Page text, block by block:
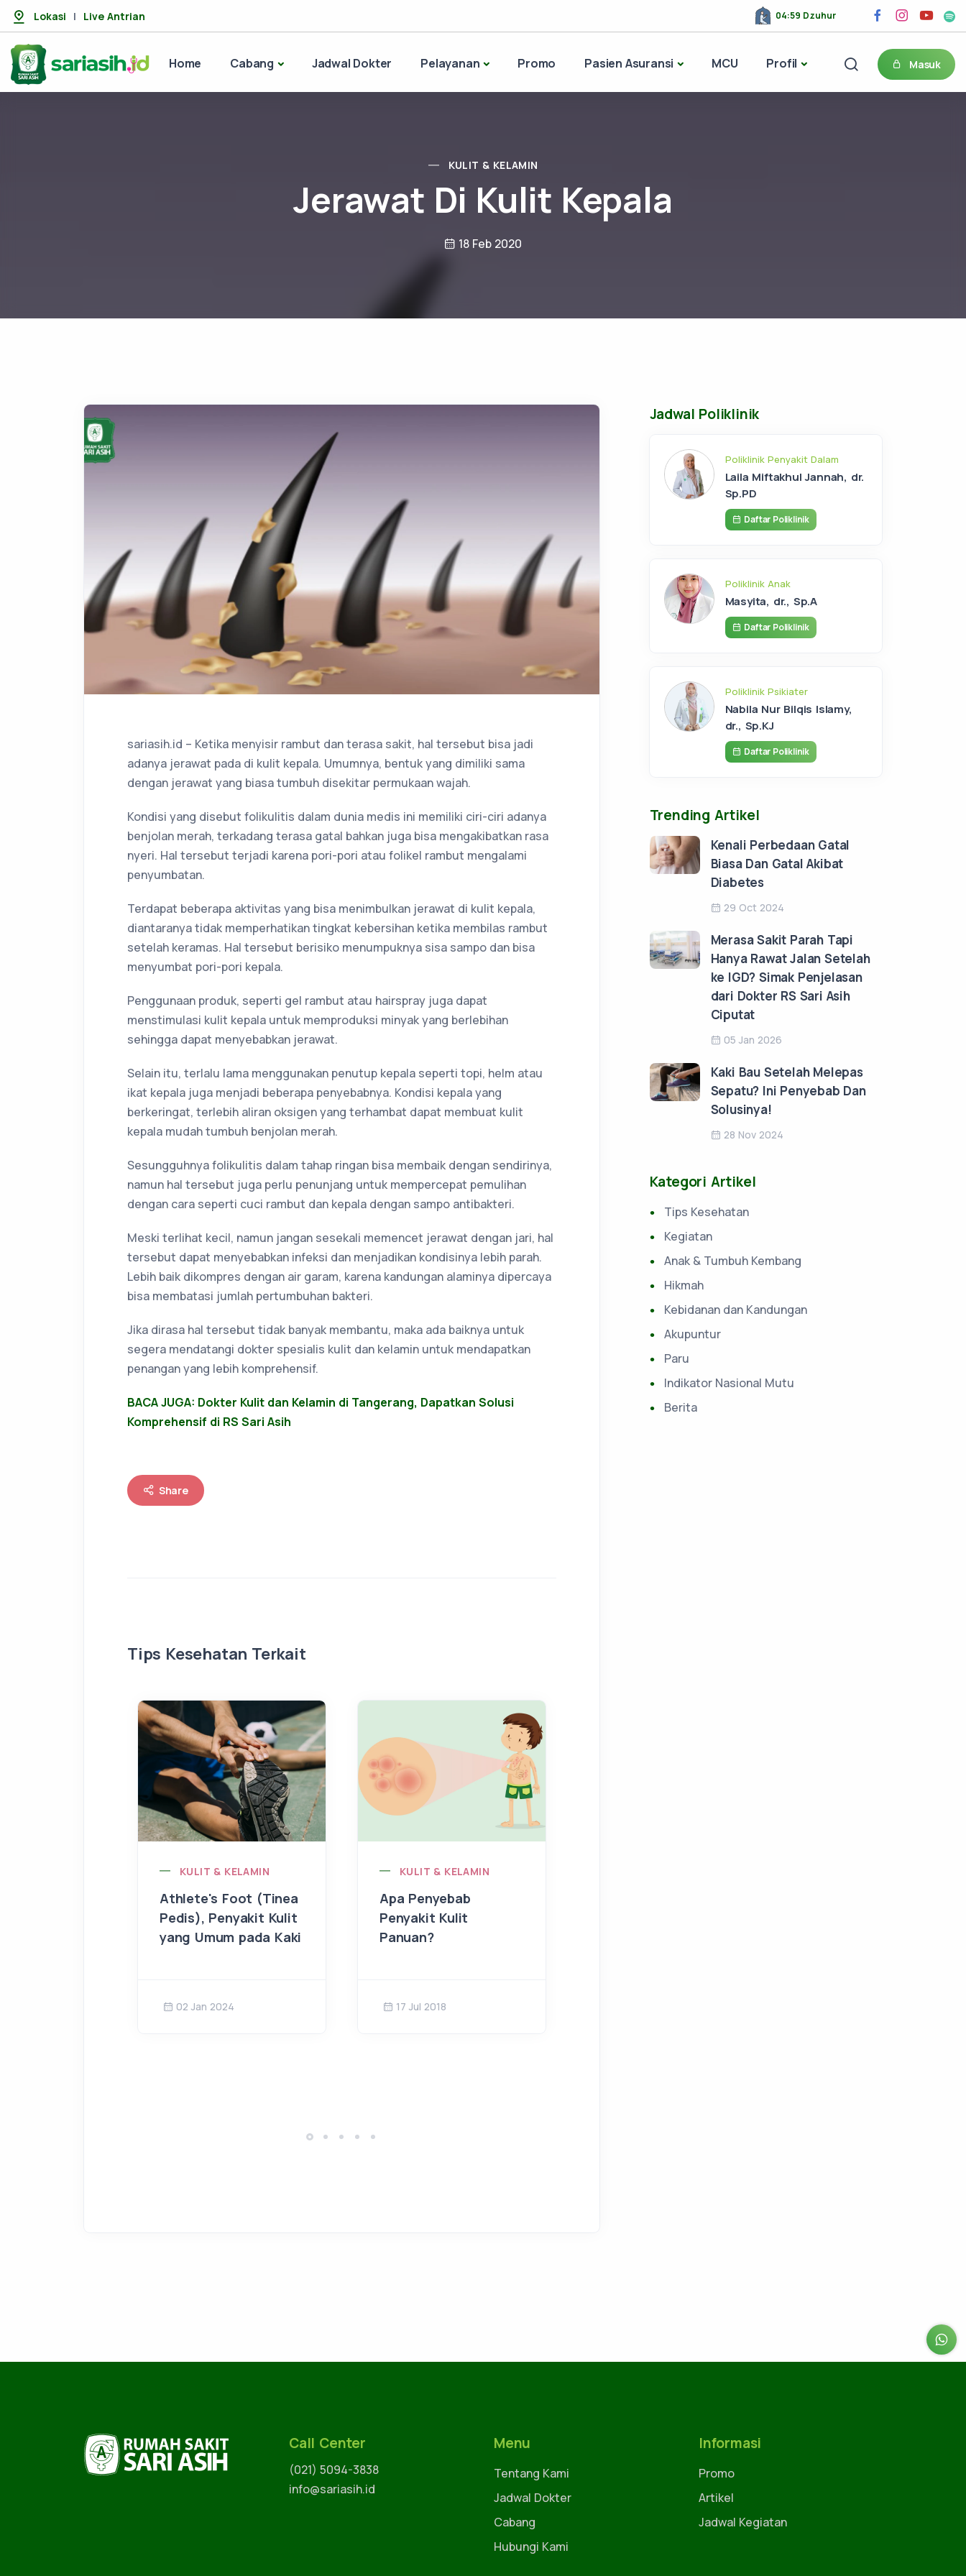
Lokasi | Live Antrian 04:59 Dzuhur
Home Cabang Jadwal Dokter Pelayanan Promo Pasien Asuransi MCU Profil Masuk
KULIT & KELAMIN
Jerawat Di Kulit Kepala
18 Feb 2020
sariasih.id – Ketika menyisir rambut dan terasa sakit, hal tersebut bisa jadi
adanya jerawat pada di kulit kepala. Umumnya, bentuk yang dimiliki sama
dengan jerawat yang biasa tumbuh disekitar permukaan wajah.
Kondisi yang disebut folikulitis dalam dunia medis ini memiliki ciri-ciri adanya
benjolan merah, terkadang terasa gatal bahkan juga bisa mengakibatkan rasa
nyeri. Hal tersebut terjadi karena pori-pori atau folikel rambut mengalami
penyumbatan.
Terdapat beberapa aktivitas yang bisa menimbulkan jerawat di kulit kepala,
diantaranya tidak memperhatikan tingkat kebersihan ketika membilas rambut
setelah keramas. Hal tersebut berisiko menumpuknya sisa sampo dan bisa
menyumbat pori-pori kepala.
Penggunaan produk, seperti gel rambut atau hairspray juga dapat
menstimulasi kulit kepala untuk memproduksi minyak yang berlebihan
sehingga dapat menyebabkan jerawat.
Selain itu, terlalu lama menggunakan penutup kepala seperti topi, helm atau
ikat kepala juga menjadi beberapa penyebabnya. Kondisi kepala yang
berkeringat, terlebih aliran oksigen yang terhambat dapat membuat kulit
kepala mudah tumbuh benjolan merah.
Sesungguhnya folikulitis dalam tahap ringan bisa membaik dengan sendirinya,
namun hal tersebut juga perlu penunjang untuk mempercepat pemulihan
dengan cara seperti cuci rambut dan kepala dengan sampo antibakteri.
Meski terlihat kecil, namun jangan sesekali memencet jerawat dengan jari, hal
tersebut dapat menyebabkan infeksi dan menjadikan kondisinya lebih parah.
Lebih baik dikompres dengan air garam, karena kandungan alaminya dipercaya
bisa membatasi jumlah pertumbuhan bakteri.
Jika dirasa hal tersebut tidak banyak membantu, maka ada baiknya untuk
segera mendatangi dokter spesialis kulit dan kelamin untuk mendapatkan
penangan yang lebih komprehensif.
BACA JUGA: Dokter Kulit dan Kelamin di Tangerang, Dapatkan Solusi
Komprehensif di RS Sari Asih
Share
Tips Kesehatan Terkait
KULIT & KELAMIN
Athlete's Foot (Tinea
Pedis), Penyakit Kulit
yang Umum pada Kaki
02 Jan 2024
KULIT & KELAMIN
Apa Penyebab
Penyakit Kulit
Panuan?
17 Jul 2018
Jadwal Poliklinik
Poliklinik Penyakit Dalam
Laila Miftakhul Jannah, dr.
Sp.PD
Daftar Poliklinik
Poliklinik Anak
Masyita, dr., Sp.A
Daftar Poliklinik
Poliklinik Psikiater
Nabila Nur Bilqis Islamy,
dr., Sp.KJ
Daftar Poliklinik
Trending Artikel
Kenali Perbedaan Gatal
Biasa Dan Gatal Akibat
Diabetes
29 Oct 2024
Merasa Sakit Parah Tapi
Hanya Rawat Jalan Setelah
ke IGD? Simak Penjelasan
dari Dokter RS Sari Asih
Ciputat
05 Jan 2026
Kaki Bau Setelah Melepas
Sepatu? Ini Penyebab Dan
Solusinya!
28 Nov 2024
Kategori Artikel
Tips Kesehatan
Kegiatan
Anak & Tumbuh Kembang
Hikmah
Kebidanan dan Kandungan
Akupuntur
Paru
Indikator Nasional Mutu
Berita
Call Center
(021) 5094-3838
info@sariasih.id
Menu
Tentang Kami
Jadwal Dokter
Cabang
Hubungi Kami
Informasi
Promo
Artikel
Jadwal Kegiatan